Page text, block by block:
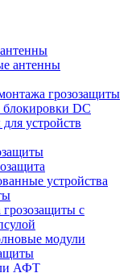
антенны
грозозащиты
DC
устройств
устройства
грозозащиты с
модули
АФТ